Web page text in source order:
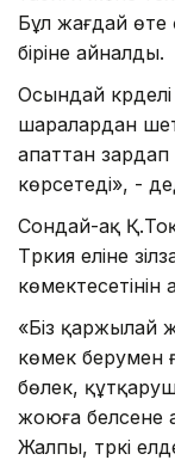
Бұл жағдай өте
біріне айналды.
Осындай
шаралардан шет
апаттан зардап
көрсетеді», -
Сондай-ақ
Түркия еліне
көмектесетінін
«Біз қаржылай
көмек берумен
бөлек,
жоюға белсене
Жалпы, түркі